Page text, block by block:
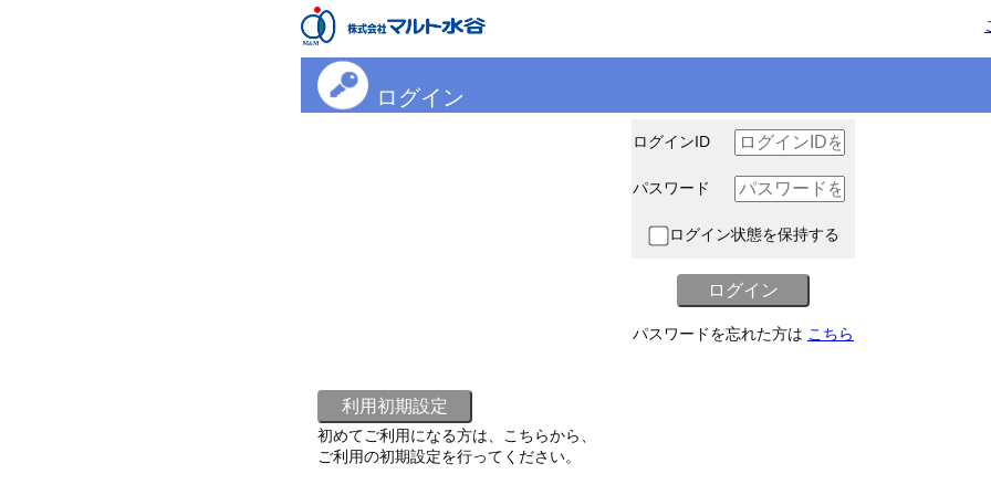
ログイン
ログインID
パスワード
ログイン状態を保持する
パスワードを忘れた方は こちら
初めてご利用になる方は、こちらから、
ご利用の初期設定を行ってください。